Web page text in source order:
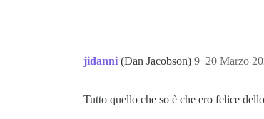
jidanni (Dan Jacobson) 20 Marzo
9
Tutto quello che so è che ero felice